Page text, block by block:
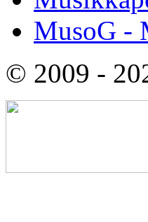
MusoG -
© 2009 -